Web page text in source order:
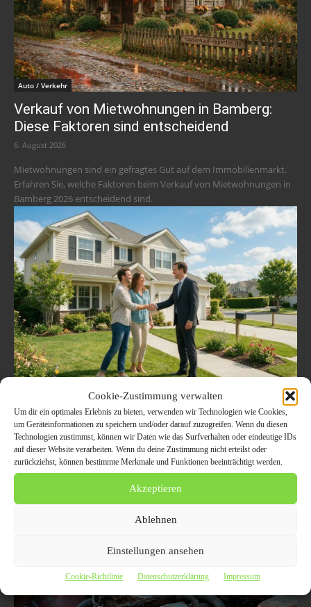
Cookie-Zustimmung verwalten
Um dir ein optimales Erlebnis zu bieten, verwenden wir Technologien wie Cookies,
um Geräteinformationen zu speichern und/oder darauf zuzugreifen. Wenn du diesen
Technologien zustimmst, können wir Daten wie das Surfverhalten oder eindeutige IDs
auf dieser Website verarbeiten. Wenn du deine Zustimmung nicht erteilst oder
zurückziehst, können bestimmte Merkmale und Funktionen beeinträchtigt werden.
Akzeptieren
Ablehnen
Einstellungen ansehen
Cookie-Richtlinie Datenschutzerklärung Impressum
Auto / Verkehr
Verkauf von Mietwohnungen in Bamberg:
Diese Faktoren sind entscheidend
6. August 2026
Mietwohnungen sind ein gefragtes Gut auf dem Immobilienmarkt.
Erfahren Sie, welche Faktoren beim Verkauf von Mietwohnungen in
Bamberg 2026 entscheidend sind.
Marktanalyse für Augsburg: Wie Eigentümer
für 2026 planen sollten
6. August 2026
Eine fundierte Marktanalyse ist unerlässlich für den Verkaufserfolg.
Erfahren Sie, wie Sie sich 2026 optimal vorbereiten.